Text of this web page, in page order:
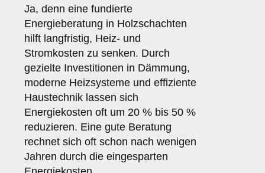
Ja, denn eine fundierte
Energieberatung in Holzschachten
hilft langfristig, Heiz- und
Stromkosten zu senken. Durch
gezielte Investitionen in Dämmung,
moderne Heizsysteme und effiziente
Haustechnik lassen sich
Energiekosten oft um 20 % bis 50 %
reduzieren. Eine gute Beratung
rechnet sich oft schon nach wenigen
Jahren durch die eingesparten